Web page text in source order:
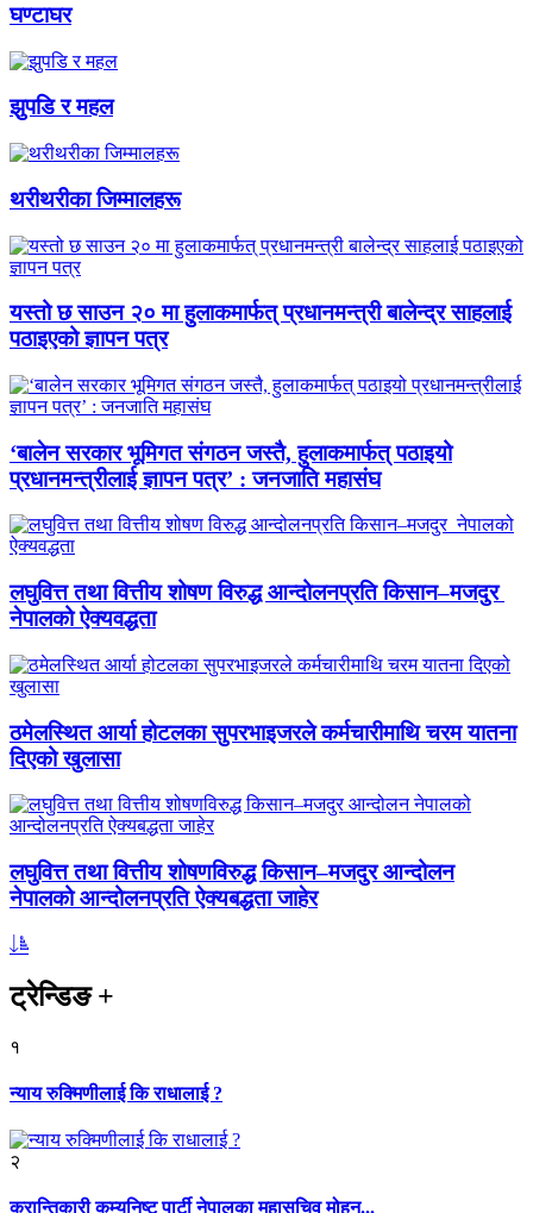
घण्टाघर
झुपडि र महल
थरीथरीका जिम्मालहरू
यस्तो छ साउन २० मा हुलाकमार्फत् प्रधानमन्त्री बालेन्द्र साहलाई
पठाइएको ज्ञापन पत्र
‘बालेन सरकार भूमिगत संगठन जस्तै, हुलाकमार्फत् पठाइयो
प्रधानमन्त्रीलाई ज्ञापन पत्र’ : जनजाति महासंघ
लघुवित्त तथा वित्तीय शोषण विरुद्ध आन्दोलनप्रति किसान–मजदुर
नेपालको ऐक्यवद्धता
ठमेलस्थित आर्या होटलका सुपरभाइजरले कर्मचारीमाथि चरम यातना
दिएको खुलासा
लघुवित्त तथा वित्तीय शोषणविरुद्ध किसान–मजदुर आन्दोलन
नेपालको आन्दोलनप्रति ऐक्यबद्धता जाहेर
ट्रेन्डिङ+
१
न्याय रुक्मिणीलाई कि राधालाई ?
२
क्रान्तिकारी कम्युनिष्ट पार्टी नेपालका महासचिव मोहन...